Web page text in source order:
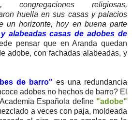
congregaciones religiosas,
huella en sus casas y palacios
un horizonte, hoy en buena parte
alabeadas casas de adobes de
pensar que en Aranda quedan
adobe, con fachadas alabeadas, y
de barro" es una redundancia
adobes no hechos de barro? El
Española define "adobe"
a veces con paja, moldeada